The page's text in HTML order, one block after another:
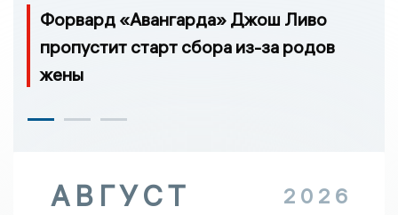
Форвард «Авангарда» Джош Ливо
пропустит старт сбора из-за родов
жены
АВГУСТ 2026